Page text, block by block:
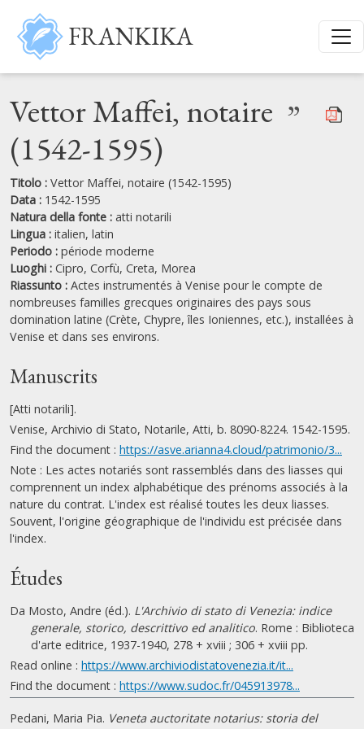
Salta al contenuto principale
FRANKIKA
Vettor Maffei, notaire
(1542-1595)
”
Titolo : Vettor Maffei, notaire (1542-1595)
Data : 1542-1595
Natura della fonte : atti notarili
Lingua : italien, latin
Periodo : période moderne
Luoghi : Cipro, Corfù, Creta, Morea
Riassunto : Actes instrumentés à Venise pour le compte de
nombreuses familles grecques originaires des pays sous
domination latine (Crète, Chypre, îles Ioniennes, etc.), installées à
Venise et dans ses environs.
Manuscrits
[Atti notarili].
Venise, Archivio di Stato, Notarile, Atti, b. 8090-8224. 1542-1595.
Find the document : https://asve.arianna4.cloud/patrimonio/3...
Note : Les actes notariés sont rassemblés dans des liasses qui
comprennent un index alphabétique des prénoms associés à la
nature du contrat. L'index est réalisé toutes les deux liasses.
Souvent, l'origine géographique de l'individu est précisée dans
l'index.
Études
Da Mosto, Andre (éd.). L'Archivio di stato di Venezia: indice
generale, storico, descrittivo ed analitico. Rome : Biblioteca
d'arte editrice, 1937-1940, 278 + xviii ; 306 + xviii pp.
Read online : https://www.archiviodistatovenezia.it/it...
Find the document : https://www.sudoc.fr/045913978...
Pedani, Maria Pia. Veneta auctoritate notarius: storia del